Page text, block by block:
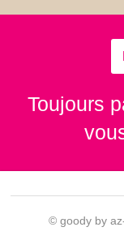
Toujours
© goody by